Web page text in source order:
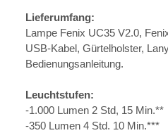
Lieferumfang:
Lampe Fenix UC35 V2.0,
USB-Kabel, Gürtelholster,
Bedienungsanleitung.
Leuchtstufen:
-1.000 Lumen 2 Std, 15 Min.**
-350 Lumen 4 Std. 10 Min.***